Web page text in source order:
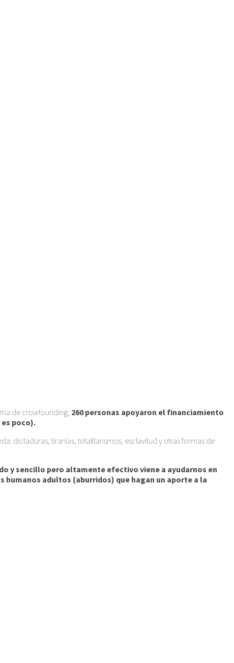
de crowfounding, 260 personas apoyaron el financiamiento
poco).
dictaduras, tiranías, totalitarismos, esclavitud y otras formas de
y sencillo pero altamente efectivo viene a ayudarnos en
adultos (aburridos) que hagan un aporte a la